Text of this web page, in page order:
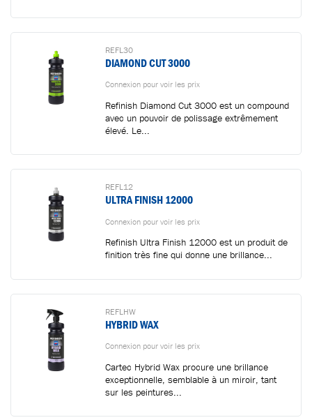
REFL30
DIAMOND CUT 3000
Connexion pour voir les prix
Refinish Diamond Cut 3000 est un compound
avec un pouvoir de polissage extrêmement
élevé. Le...
REFL12
ULTRA FINISH 12000
Connexion pour voir les prix
Refinish Ultra Finish 12000 est un produit de
finition très fine qui donne une brillance...
REFLHW
HYBRID WAX
Connexion pour voir les prix
Cartec Hybrid Wax procure une brillance
exceptionnelle, semblable à un miroir, tant
sur les peintures...
Ajouté au panier
CONTINUER VOS ACHATS